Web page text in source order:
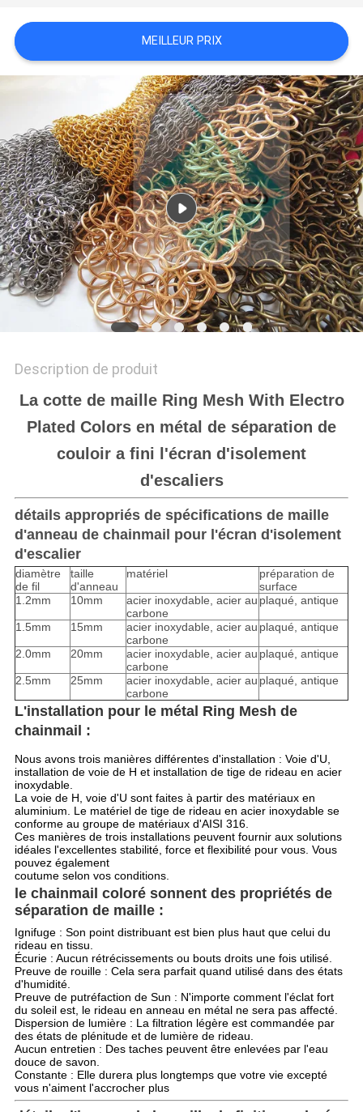
PLAN
DU
SITE
PRIVACY
POLICY
MEILLEUR PRIX
Description de produit
La cotte de maille Ring Mesh With Electro
Plated Colors en métal de séparation de
couloir a fini l'écran d'isolement
d'escaliers
détails appropriés de spécifications de maille
d'anneau de chainmail pour l'écran d'isolement
d'escalier
diamètre
de fil
taille
d'anneau
matériel
préparation de
surface
1.2mm
10mm
acier inoxydable, acier au
carbone
plaqué, antique
1.5mm 15mm
acier inoxydable, acier au
carbone
plaqué, antique
2.0mm 20mm
acier inoxydable, acier au
carbone
plaqué, antique
2.5mm 25mm
acier inoxydable, acier au
carbone
plaqué, antique
L'installation pour le métal Ring Mesh de
chainmail :
Nous avons trois manières différentes d'installation : Voie d'U,
installation de voie de H et installation de tige de rideau en acier
inoxydable.
La voie de H, voie d'U sont faites à partir des matériaux en
aluminium. Le matériel de tige de rideau en acier inoxydable se
conforme au groupe de matériaux d'AISI 316.
Ces manières de trois installations peuvent fournir aux solutions
idéales l'excellentes stabilité, force et flexibilité pour vous. Vous
pouvez également
coutume selon vos conditions.
le chainmail coloré sonnent des propriétés de
séparation de maille :
Ignifuge : Son point distribuant est bien plus haut que celui du
rideau en tissu.
Écurie : Aucun rétrécissements ou bouts droits une fois utilisé.
Preuve de rouille : Cela sera parfait quand utilisé dans des états
d'humidité.
Preuve de putréfaction de Sun : N'importe comment l'éclat fort
du soleil est, le rideau en anneau en métal ne sera pas affecté.
Dispersion de lumière : La filtration légère est commandée par
des états de plénitude et de lumière de rideau.
Aucun entretien : Des taches peuvent être enlevées par l'eau
douce de savon.
Constante : Elle durera plus longtemps que votre vie excepté
vous n'aiment l'accrocher plus